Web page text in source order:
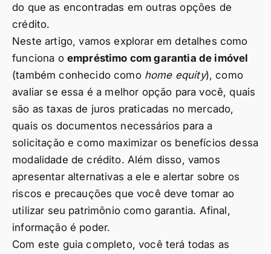
do que as encontradas em outras opções de
crédito.
Neste artigo, vamos explorar em detalhes como
funciona o empréstimo com garantia de imóvel
(também conhecido como home equity), como
avaliar se essa é a melhor opção para você, quais
são as taxas de juros praticadas no mercado,
quais os documentos necessários para a
solicitação e como maximizar os benefícios dessa
modalidade de crédito. Além disso, vamos
apresentar alternativas a ele e alertar sobre os
riscos e precauções que você deve tomar ao
utilizar seu patrimônio como garantia. Afinal,
informação é poder.
Com este guia completo, você terá todas as